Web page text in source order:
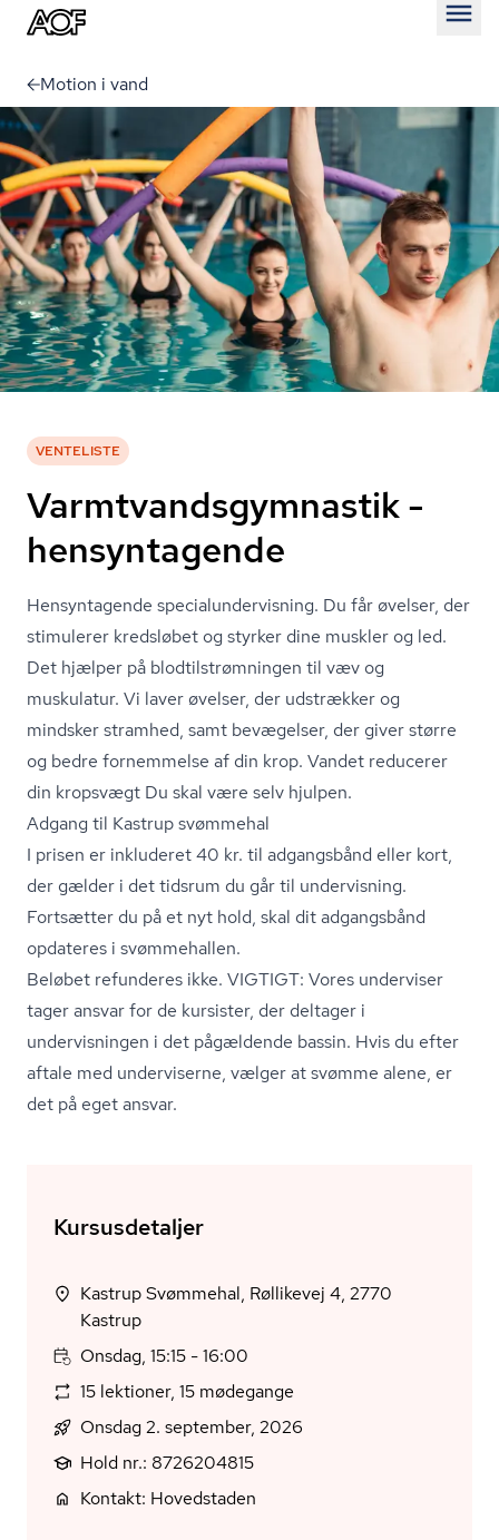
Motion i vand
VENTELISTE
Varmtvandsgymnastik -
hensyntagende
Hensyntagende spe­ci­a­lun­der­vis­ning. Du får øvelser, der
stimulerer kredsløbet og styrker dine muskler og led.
Det hjælper på blodtil­strøm­nin­gen til væv og
muskulatur. Vi laver øvelser, der udstrækker og
mindsker stramhed, samt bevægelser, der giver større
og bedre fornemmelse af din krop. Vandet reducerer
din kropsvægt Du skal være selv hjulpen.
Adgang til Kastrup svømmehal
I prisen er inkluderet 40 kr. til adgangsbånd eller kort,
der gælder i det tidsrum du går til undervisning.
Fortsætter du på et nyt hold, skal dit adgangsbånd
opdateres i svømmehallen.
Beløbet refunderes ikke. VIGTIGT: Vores underviser
tager ansvar for de kursister, der deltager i
undervisningen i det pågældende bassin. Hvis du efter
aftale med underviserne, vælger at svømme alene, er
det på eget ansvar.
Kursusdetaljer
Kastrup Svømmehal, Røllikevej 4, 2770
Kastrup
Onsdag, 15:15 - 16:00
15 lektioner, 15 mødegange
Onsdag 2. september, 2026
Hold nr.: 8726204815
Kontakt: Hovedstaden